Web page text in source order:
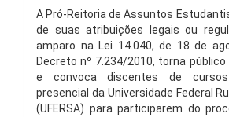
A Pró-Reitoria de Assuntos
de suas atribuições legais ou
amparo na Lei 14.040, de 18 de
Decreto nº 7.234/2010, torna público
e convoca discentes de
presencial da Universidade Federal
(UFERSA) para participarem do